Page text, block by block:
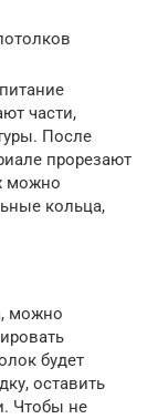
части,
После
прорезают
можно
кольца,
можно
будет
оставить
Чтобы не